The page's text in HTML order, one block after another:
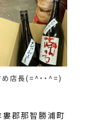
店長(=^・・^=)
郡那智勝浦町